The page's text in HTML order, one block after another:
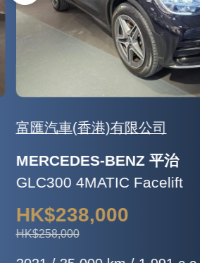
富匯汽車(香港)有限公司
MERCEDES-BENZ 平治
GLC300 4MATIC Facelift
HK$238,000
HK$258,000